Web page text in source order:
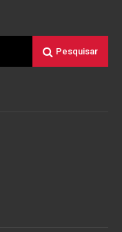
Pesquisar